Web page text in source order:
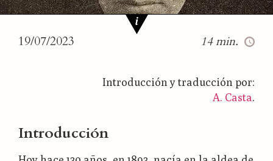
PARA LA VOZ 2(1) (2024): 31–37
19/07/2023 14 min.
Introducción y traducción por:
A. Casta.
Introducción